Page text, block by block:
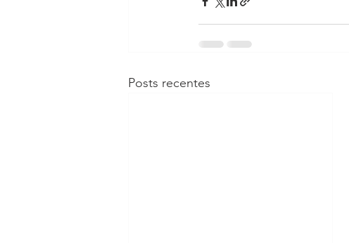
Posts recentes